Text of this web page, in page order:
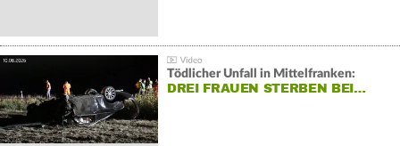
Tödlicher Unfall in Mittelfranken:
DREI FRAUEN STERBEN BEI…